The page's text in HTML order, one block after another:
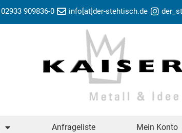
02933 909836-0 info[at]der-stehtisch.de
Anfrageliste Mein Konto